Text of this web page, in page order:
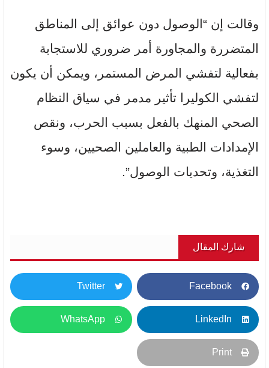
وقالت إن “الوصول دون عوائق إلى المناطق
المتضررة والمجاورة أمر ضروري للاستجابة
بفعالية لتفشي المرض المستمر، ويمكن أن يكون
لتفشي الكوليرا تأثير مدمر في سياق النظام
الصحي المنهك بالفعل بسبب الحرب، ونقص
الإمدادات الطبية والعاملين الصحيين، وسوء
التغذية، وتحديات الوصول”.
شارك المقال
Facebook
Twitter
LinkedIn
WhatsApp
Print